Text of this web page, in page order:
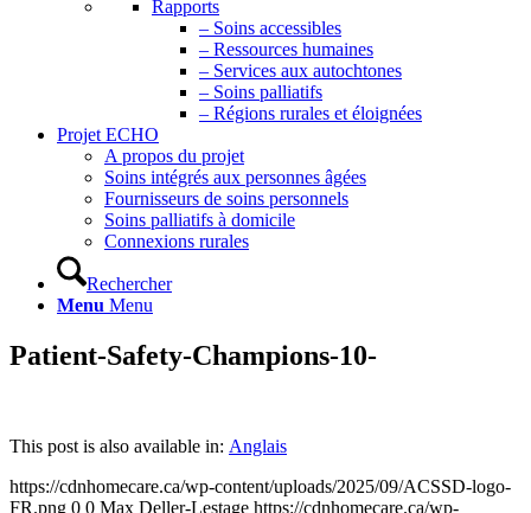
Rapports
– Soins accessibles
– Ressources humaines
– Services aux autochtones
– Soins palliatifs
– Régions rurales et éloignées
Projet ECHO
A propos du projet
Soins intégrés aux personnes âgées
Fournisseurs de soins personnels
Soins palliatifs à domicile
Connexions rurales
Rechercher
Menu Menu
Patient-Safety-Champions-10-
This post is also available in: Anglais
https://cdnhomecare.ca/wp-content/uploads/2025/09/ACSSD-logo-
FR.png 0 0 Max Deller-Lestage https://cdnhomecare.ca/wp-